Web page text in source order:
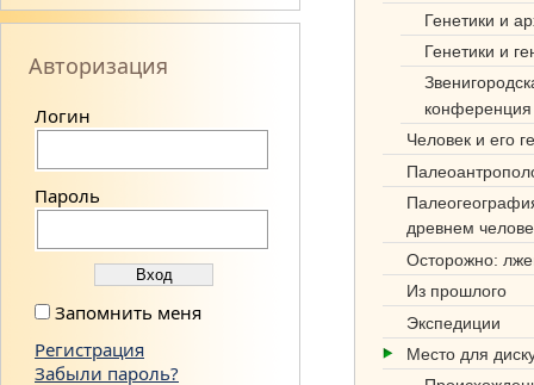
Авторизация
Логин
Пароль
Запомнить меня
Регистрация
Забыли пароль?
Генетики и
Генетики и
конференция
Человек и его
древнем
Осторожно:
Из прошлого
Экспедиции
Место для